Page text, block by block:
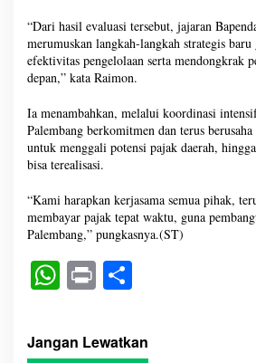
“Dari hasil evaluasi tersebut, jajaran
merumuskan langkah-langkah strategis
efektivitas pengelolaan serta mendongkrak
depan,” kata Raimon.
Ia menambahkan, melalui koordinasi
Palembang berkomitmen dan terus
untuk menggali potensi pajak daerah,
bisa terealisasi.
“Kami harapkan kerjasama semua pihak,
membayar pajak tepat waktu, guna
Palembang,” pungkasnya.(ST)
W
ts
Pr
t re
Jangan Lewatkan